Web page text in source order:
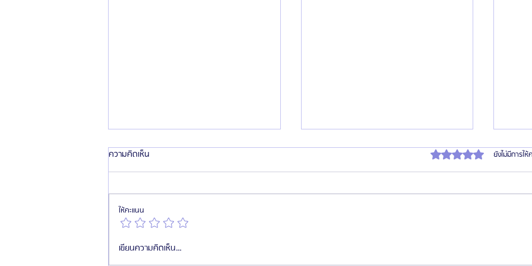
รัฐบาลเกาหลียกให้ “ไทย” เป็นตลาด
ศัลยกรรมเกาหลีที่ใหญ่ที่สุดในอาเซียน
รนด์โอกาสสร้างรายได้สูงในตลาด
ประเ
ความคิดเห็น ได้รับ 0 เต็ม 5 ดาวยังไม่มีการให้
ให้คะแนน
เขียนความคิดเห็น…